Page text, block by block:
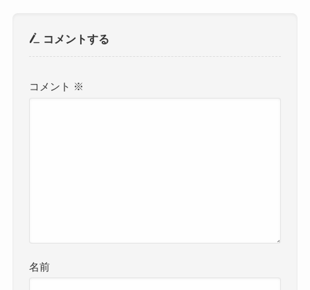
コメントする
コメント ※
名前